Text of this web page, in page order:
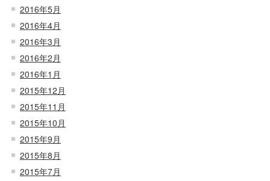
2016年5月
2016年4月
2016年3月
2016年2月
2016年1月
2015年12月
2015年11月
2015年10月
2015年9月
2015年8月
2015年7月